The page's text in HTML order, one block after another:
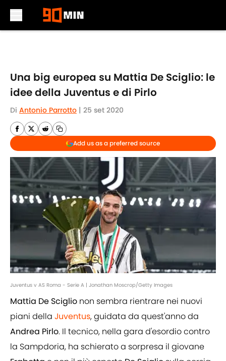
Una big europea su Mattia De Sciglio: le
idee della Juventus e di Pirlo
Di Antonio Parrotto | 25 set 2020
Add us as a preferred source
Juventus v AS Roma - Serie A | Jonathan Moscrop/Getty Images
Mattia De Sciglio non sembra rientrare nei nuovi
piani della Juventus, guidata da quest'anno da
Andrea Pirlo. Il tecnico, nella gara d'esordio contro
la Sampdoria, ha schierato a sorpresa il giovane